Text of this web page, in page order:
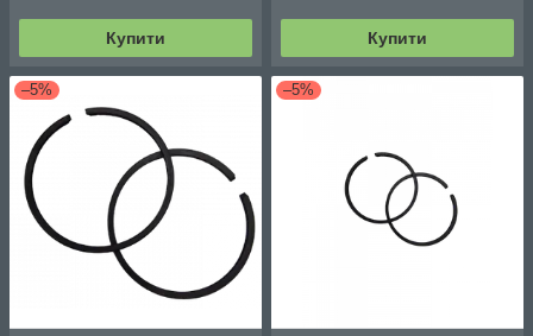
Купити Купити
–5% –5%